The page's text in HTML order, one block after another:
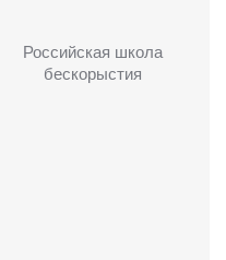
Российская школа
бескорыстия